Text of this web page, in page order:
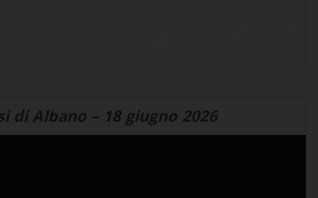
di Albano – 18 giugno 2026